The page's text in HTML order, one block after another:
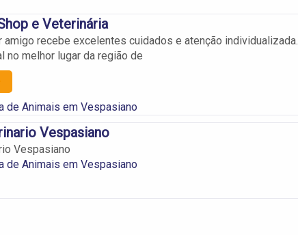
e Veterinária
amigo recebe excelentes cuidados e atenção individualizada.
no melhor lugar da região de
de Animais em Vespasiano
Vespasiano
Vespasiano
de Animais em Vespasiano